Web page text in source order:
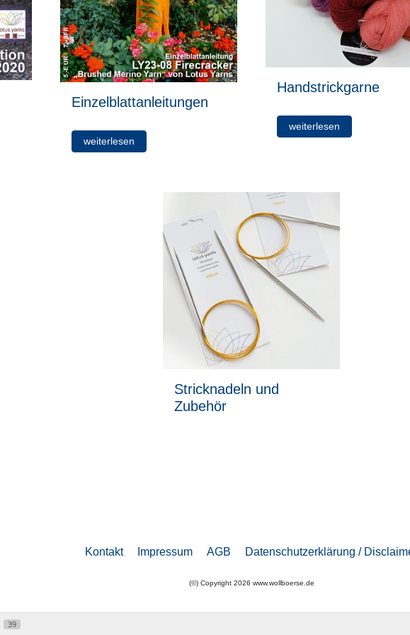
Einzelblattanleitungen
weiterlesen
Handstrickgarne
weiterlesen
Stricknadeln und
Zubehör
Kontakt Impressum AGB Datenschutzerklärung /
(©) Copyright 2026 www.wollboerse.de
39